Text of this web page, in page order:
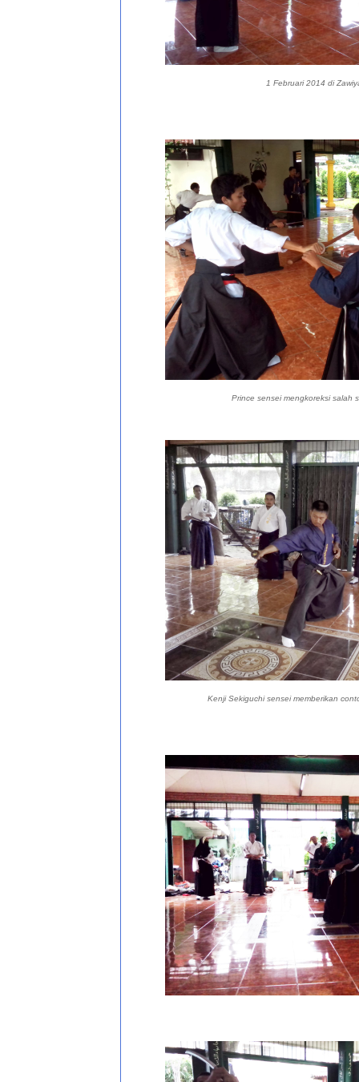
1 Februari 2014 di
Prince sensei mengkoreksi salah
Kenji Sekiguchi sensei memberikan